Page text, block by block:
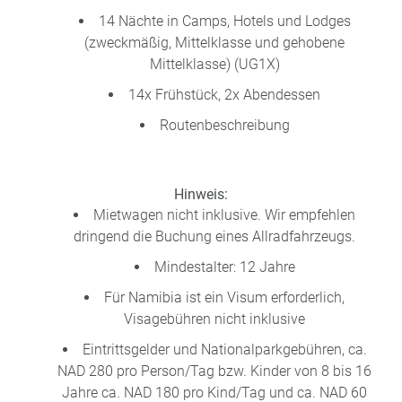
14 Nächte in Camps, Hotels und Lodges
(zweckmäßig, Mittelklasse und gehobene
Mittelklasse) (UG1X)
14x Frühstück, 2x Abendessen
Routenbeschreibung
Hinweis:
Mietwagen nicht inklusive. Wir empfehlen
dringend die Buchung eines Allradfahrzeugs.
Mindestalter: 12 Jahre
Für Namibia ist ein Visum erforderlich,
Visagebühren nicht inklusive
Eintrittsgelder und Nationalparkgebühren, ca.
NAD 280 pro Person/Tag bzw. Kinder von 8 bis 16
Jahre ca. NAD 180 pro Kind/Tag und ca. NAD 60